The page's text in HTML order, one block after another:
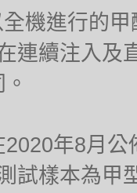
機進行的
連續注入及
年8月
試樣本為甲